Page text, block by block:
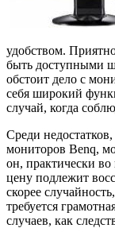
удобством.
быть доступными
обстоит дело с
себя широкий
случай, когда
Среди
мониторов Benq,
он, практически
цену подлежит
скорее
требуется
случаев, как